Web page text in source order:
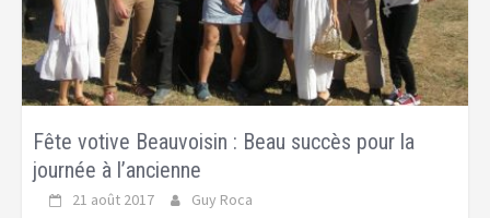
Fête votive Beauvoisin : Beau succès pour la
journée à l’ancienne
21 août 2017 Guy Roca